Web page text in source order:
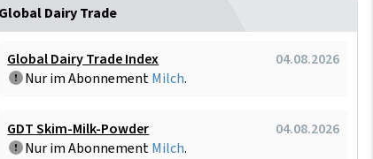
Global Dairy Trade
Global Dairy Trade Index
04.08.2026
Nur im AbonnementMilch.
GDT Skim-Milk-Powder
04.08.2026
Nur im AbonnementMilch.